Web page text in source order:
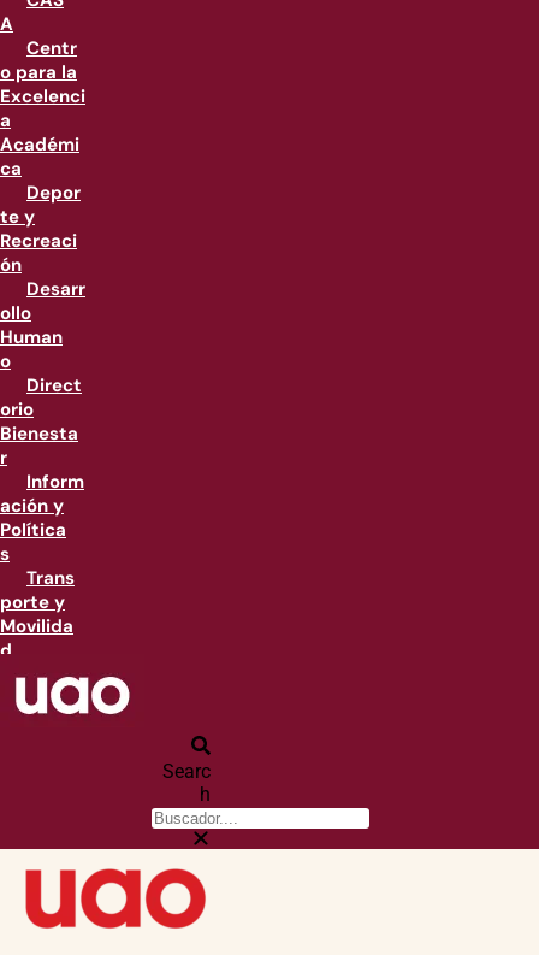
A
Centr
o para la
Excelenci
a
Académi
ca
Depor
te y
Recreaci
ón
Desarr
ollo
Human
o
Direct
orio
Bienesta
r
Inform
ación y
Política
s
Trans
porte y
Movilida
d
Searc
h